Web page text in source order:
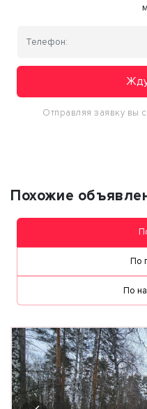
Отправляя заявку вы
Похожие
По
По